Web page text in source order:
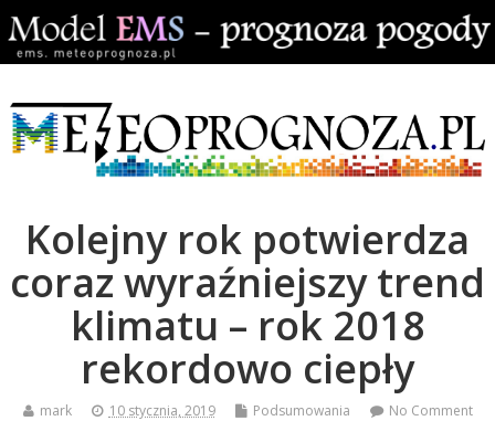
Kolejny rok potwierdza
coraz wyraźniejszy trend
klimatu – rok 2018
rekordowo ciepły
mark 10 stycznia, 2019 Podsumowania No Comment